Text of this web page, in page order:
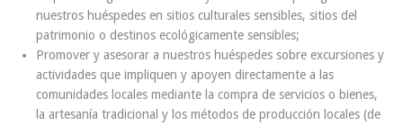
nuestros huéspedes en sitios culturales sensibles, sitios del
patrimonio o destinos ecológicamente sensibles;
Promover y asesorar a nuestros huéspedes sobre excursiones y
actividades que impliquen y apoyen directamente a las
comunidades locales mediante la compra de servicios o bienes,
la artesanía tradicional y los métodos de producción locales (de